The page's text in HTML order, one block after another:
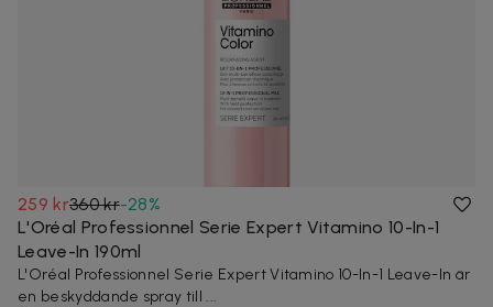
259 kr360 kr-28%
L'Oréal Professionnel Serie Expert Vitamino 10-In-1
Leave-In 190ml
L'Oréal Professionnel Serie Expert Vitamino 10-In-1 Leave-In är
en beskyddande spray till ...